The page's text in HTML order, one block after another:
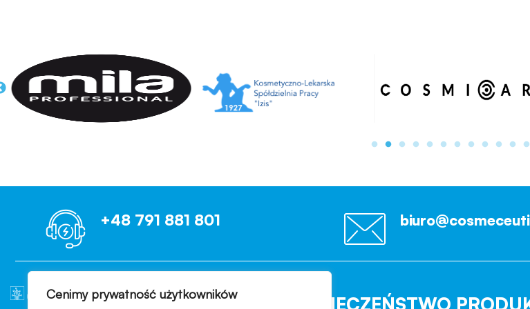
Cenimy prywatność użytkowników
+48 791 881 801
OCENIAMY BEZPIECZEŃSTWO